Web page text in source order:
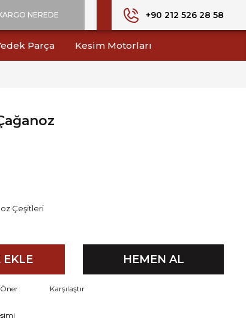
NEREDE +90 212 526 28 58
Parça Kesim Motorları
Çeşitleri
EKLE HEMEN AL
Karşılaştır